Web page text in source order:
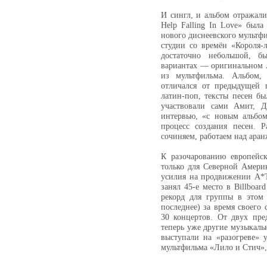
И сингл, и альбом
Help Falling In Love» была
нового диснеевского
студии со времён
достаточно небольшой,
вариантах — оригинальном
из мультфильма.
отличался от предыдущей
латин-поп, тексты песен
участвовали сами Амит,
интервью, «с новым
процесс создания
сочиняем, работаем над
К разочарованию
только для Северной
усилия на продвижении
занял 45-е место в
рекорд для группы в этом
последнее) за время
30 концертов. От двух
теперь уже другие
выступали на «разогреве»
мультфильма «Лило и